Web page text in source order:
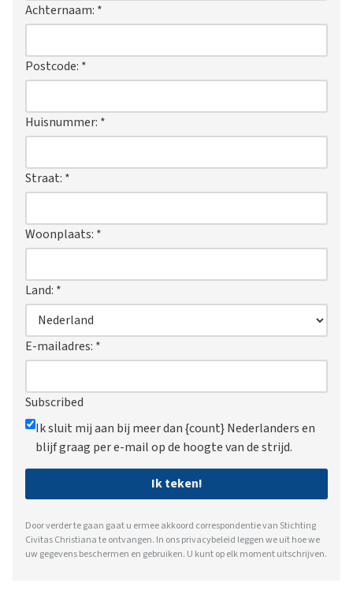
Achternaam: *
Postcode: *
Huisnummer: *
Straat: *
Woonplaats: *
Land: *
E-mailadres: *
Subscribed
Ik sluit mij aan bij meer dan {count} Nederlanders en
blijf graag per e-mail op de hoogte van de strijd.
Ik teken!
Door verder te gaan gaat u ermee akkoord correspondentie van Stichting
Civitas Christiana te ontvangen. In onsprivacybeleid leggen we uit hoe we
uw gegevens beschermen en gebruiken. U kunt op elk moment uitschrijven.